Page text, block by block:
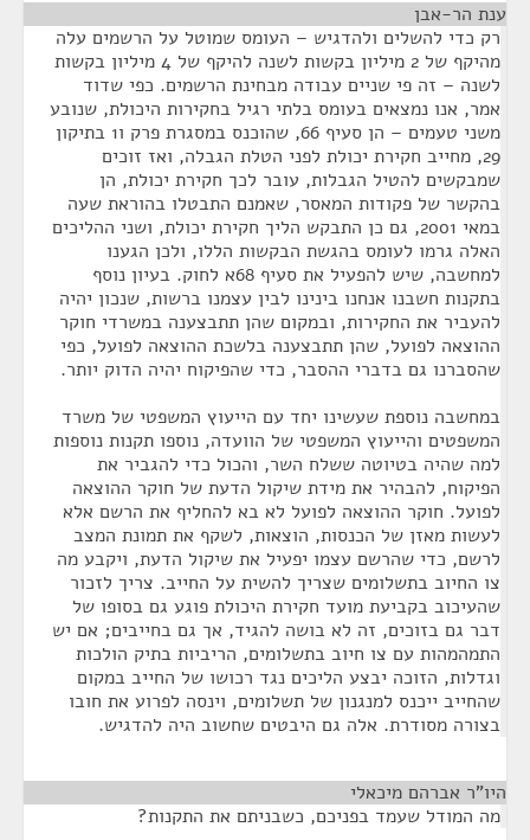
ענת הר-אבן
רק כדי להשלים ולהדגיש – העומס שמוטל על הרשמים עלה
מהיקף של 2 מיליון בקשות לשנה להיקף של 4 מיליון בקשות
לשנה – זה פי שניים עבודה מבחינת הרשמים. כפי שדוד
אמר, אנו נמצאים בעומס בלתי רגיל בחקירות היכולת, שנובע
משני טעמים – הן סעיף 66, שהוכנס במסגרת פרק ו1 בתיקון
29, מחייב חקירת יכולת לפני הטלת הגבלה, ואז זוכים
שמבקשים להטיל הגבלות, עובר לכך חקירת יכולת, הן
בהקשר של פקודות המאסר, שאמנם התבטלו בהוראת שעה
במאי 2001, גם כן התבקש הליך חקירת יכולת, ושני ההליכים
האלה גרמו לעומס בהגשת הבקשות הללו, ולכן הגענו
למחשבה, שיש להפעיל את סעיף 68א לחוק. בעיון נוסף
בתקנות חשבנו אנחנו בינינו לבין עצמנו ברשות, שנכון יהיה
להעביר את החקירות, ובמקום שהן תתבצענה במשרדי חוקר
ההוצאה לפועל, שהן תתבצענה בלשכת ההוצאה לפועל, כפי
שהסברנו גם בדברי ההסבר, כדי שהפיקוח יהיה הדוק יותר.
במחשבה נוספת שעשינו יחד עם הייעוץ המשפטי של משרד
המשפטים והייעוץ המשפטי של הוועדה, נוספו תקנות נוספות
למה שהיה בטיוטה ששלח השר, והכול כדי להגביר את
הפיקוח, להבהיר את מידת שיקול הדעת של חוקר ההוצאה
לפועל. חוקר ההוצאה לפועל לא בא להחליף את הרשם אלא
לעשות מאזן של הכנסות, הוצאות, לשקף את תמונת המצב
לרשם, כדי שהרשם עצמו יפעיל את שיקול הדעת, ויקבע מה
צו החיוב בתשלומים שצריך להשית על החייב. צריך לזכור
שהעיכוב בקביעת מועד חקירת היכולת פוגע גם בסופו של
דבר גם בזוכים, זה לא בושה להגיד, אך גם בחייבים; אם יש
התמהמהות עם צו חיוב בתשלומים, הריביות בתיק הולכות
וגדלות, הזוכה יבצע הליכים נגד רכושו של החייב במקום
שהחייב ייכנס למנגנון של תשלומים, וינסה לפרוע את חובו
בצורה מסודרת. אלה גם היבטים שחשוב היה להדגיש.
היו"ר אברהם מיכאלי
מה המודל שעמד בפניכם, כשבניתם את התקנות?